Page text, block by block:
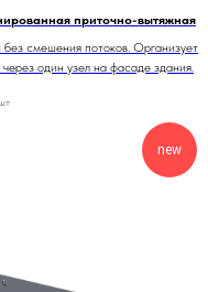
приточно-вытяжная
смешения потоков. Организует
один узел на фасаде здания.
new